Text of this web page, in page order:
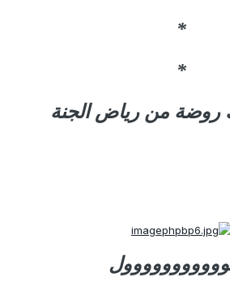
*
*
روضة من رياض الجنة